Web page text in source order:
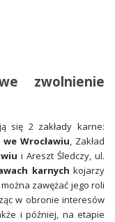
zwolnienie
się 2 zakłady karne:
we Wrocławiu, Zakład
i Areszt Śledczy, ul.
karnych kojarzy
zawężać jego roli
w obronie interesów
i później, na etapie